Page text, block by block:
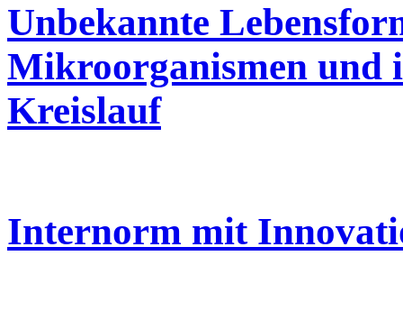
Unbekannte
Mikroorganismen und
Kreislauf
Internorm mit